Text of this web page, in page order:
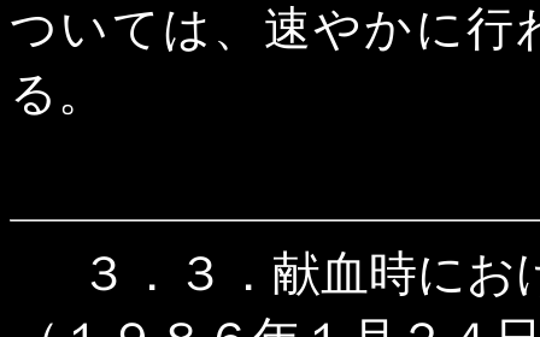
ついては、速やかに行
る。
３．３．献血時に